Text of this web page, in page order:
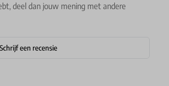
deel dan jouw mening met andere
Schrijf een recensie